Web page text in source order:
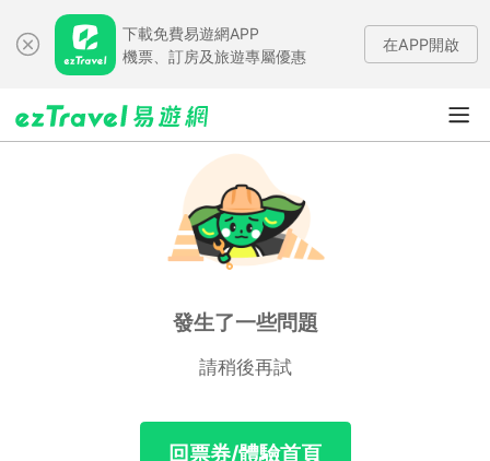
下載免費易遊網APP
機票、訂房及旅遊專屬優惠
在APP開啟
發生了一些問題
請稍後再試
回票券/體驗首頁